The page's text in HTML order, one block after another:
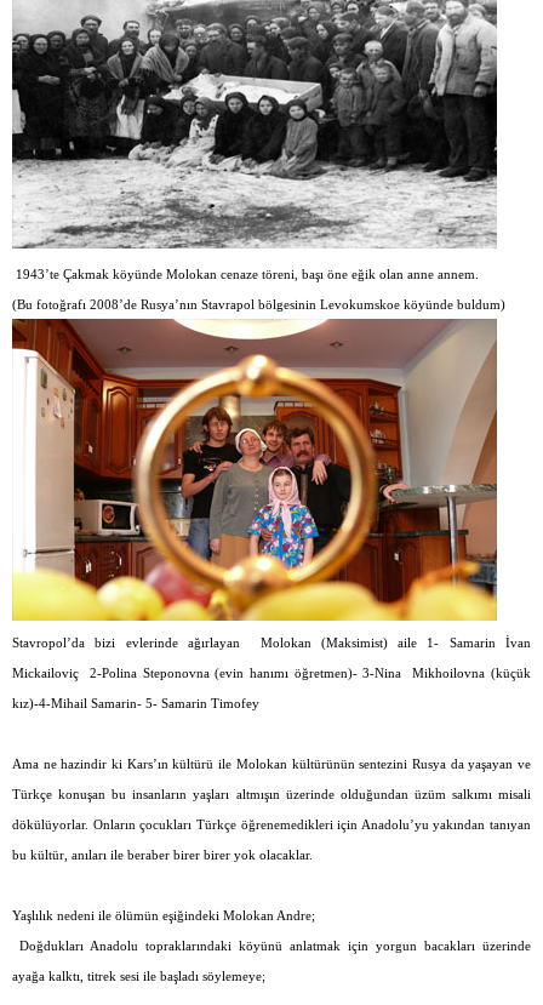
1943’te Çakmak köyünde Molokan cenaze töreni, başı öne eğik olan anne annem.
(Bu fotoğrafı 2008’de Rusya’nın Stavrapol bölgesinin Levokumskoe köyünde buldum)
Stavropol’da bizi evlerinde ağırlayan Molokan (Maksimist) aile 1- Samarin İvan
Mickailoviç 2-Polina Steponovna (evin hanımı öğretmen)- 3-Nina Mikhoilovna (küçük
kız)-4-Mihail Samarin- 5- Samarin Timofey
Ama ne hazindir ki Kars’ın kültürü ile Molokan kültürünün sentezini Rusya da yaşayan ve
Türkçe konuşan bu insanların yaşları altmışın üzerinde olduğundan üzüm salkımı misali
dökülüyorlar. Onların çocukları Türkçe öğrenemedikleri için Anadolu’yu yakından tanıyan
bu kültür, anıları ile beraber birer birer yok olacaklar.
Yaşlılık nedeni ile ölümün eşiğindeki Molokan Andre;
Doğdukları Anadolu topraklarındaki köyünü anlatmak için yorgun bacakları üzerinde
ayağa kalktı, titrek sesi ile başladı söylemeye;